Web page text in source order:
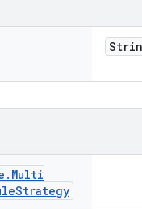
. Multi
Strategy